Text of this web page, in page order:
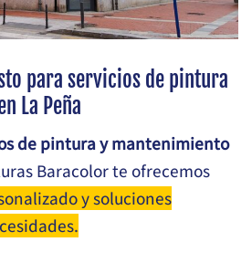
para servicios de pintura
La Peña
de pintura y mantenimiento
Baracolor te ofrecemos
y soluciones